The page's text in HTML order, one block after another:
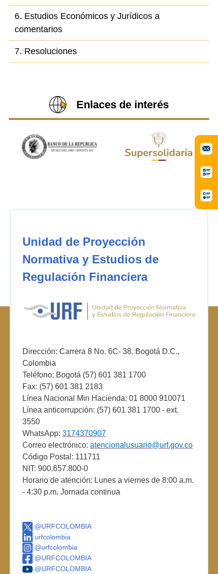
6. Estudios Económicos y Jurídicos a
comentarios
7. Resoluciones
Enlaces de interés
Unidad de Proyección
Normativa y Estudios de
Regulación Financiera
Dirección: Carrera 8 No. 6C- 38. Bogotá D.C.,
Colombia
Teléfono: Bogotá (57) 601 381 1700
Fax: (57) 601 381 2183
Línea Nacional Min Hacienda: 01 8000 910071
Línea anticorrupción: (57) 601 381 1700 - ext.
3550
WhatsApp: 3174370907
Correo electrónico: atencionalusuario@urf.gov.co
Código Postal: 111711
NIT: 900.657.800-0
Horario de atención: Lunes a viernes de 8:00 a.m.
- 4:30 p.m. Jornada continua
@URFCOLOMBIA
urfcolombia
@urfcolombia
@URFCOLOMBIA
@URFCOLOMBIA